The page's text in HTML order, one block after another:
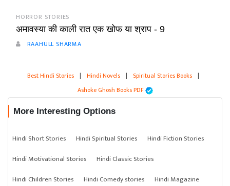
HORROR STORIES
अमावस्या की काली रात एक खोफ या श्राप - 9
RAAHULL SHARMA
Best Hindi Stories | Hindi Novels | Spiritual Stories Books |
Ashoke Ghosh Books PDF
More Interesting Options
Hindi Short Stories Hindi Spiritual Stories
Hindi Fiction Stories
Hindi Motivational Stories
Hindi Classic Stories
Hindi Children Stories
Hindi Comedy stories
Hindi Magazine